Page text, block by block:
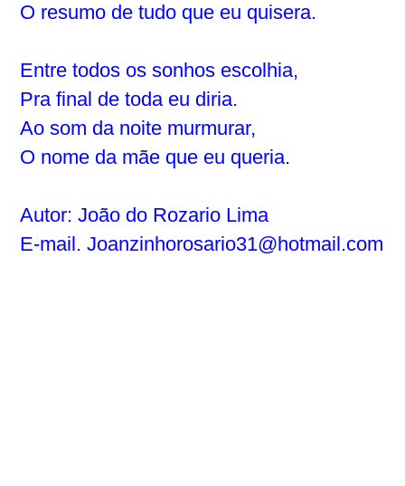
O resumo de tudo que eu quisera.
Entre todos os sonhos escolhia,
Pra final de toda eu diria.
Ao som da noite murmurar,
O nome da mãe que eu queria.
Autor: João do Rozario Lima
E-mail. Joanzinhorosario31@hotmail.com